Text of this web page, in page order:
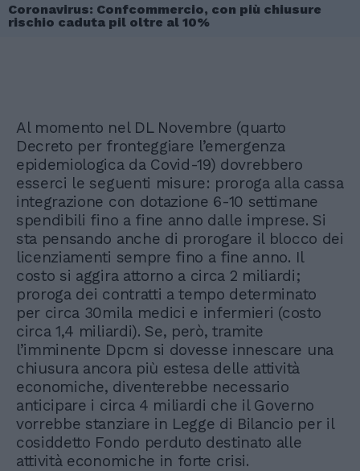
Coronavirus: Confcommercio, con più chiusure
rischio caduta pil oltre al 10%
Al momento nel DL Novembre (quarto
Decreto per fronteggiare l’emergenza
epidemiologica da Covid-19) dovrebbero
esserci le seguenti misure: proroga alla cassa
integrazione con dotazione 6-10 settimane
spendibili fino a fine anno dalle imprese. Si
sta pensando anche di prorogare il blocco dei
licenziamenti sempre fino a fine anno. Il
costo si aggira attorno a circa 2 miliardi;
proroga dei contratti a tempo determinato
per circa 30mila medici e infermieri (costo
circa 1,4 miliardi). Se, però, tramite
l’imminente Dpcm si dovesse innescare una
chiusura ancora più estesa delle attività
economiche, diventerebbe necessario
anticipare i circa 4 miliardi che il Governo
vorrebbe stanziare in Legge di Bilancio per il
cosiddetto Fondo perduto destinato alle
attività economiche in forte crisi.